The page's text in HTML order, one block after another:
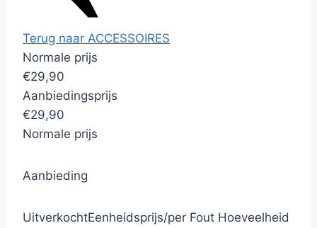
Terug naar ACCESSOIRES
Normale prijs
€29,90
Aanbiedingsprijs
€29,90
Normale prijs
Aanbieding
UitverkochtEenheidsprijs/per Fout Hoeveelheid